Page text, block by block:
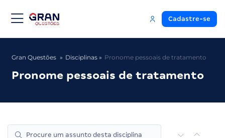
Cadastre-se
Gran Questões Disciplinas Pronome pessoais de tratamento
Pronome pessoais de tratamento